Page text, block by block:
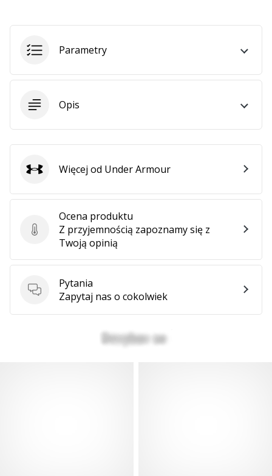
Parametry
Opis
Ocena produktu
Ocena produktu
Z przyjemnością zapoznamy się z
Twoją opinią
Pytania
Pytania
Zapytaj nas o cokolwiek
Under Armour
Więcej od Under Armour